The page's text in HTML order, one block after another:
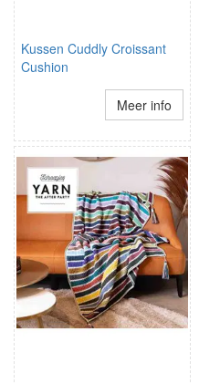
Kussen Cuddly Croissant
Cushion
Meer info